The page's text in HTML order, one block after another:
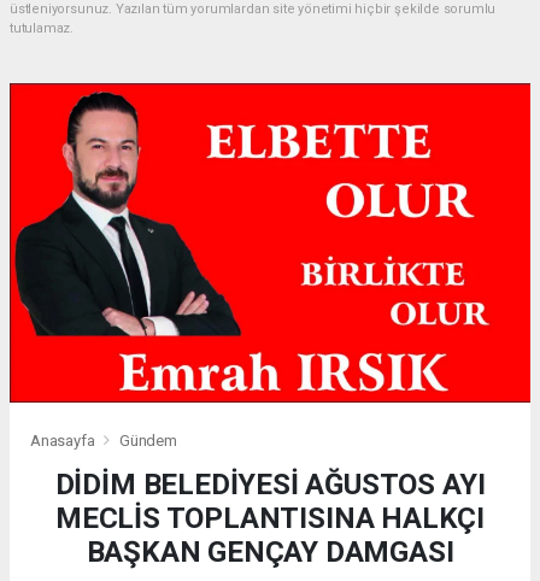
üstleniyorsunuz. Yazılan tüm yorumlardan site yönetimi hiçbir şekilde sorumlu
tutulamaz.
Anasayfa Gündem
DİDİM BELEDİYESİ AĞUSTOS AYI
MECLİS TOPLANTISINA HALKÇI
BAŞKAN GENÇAY DAMGASI